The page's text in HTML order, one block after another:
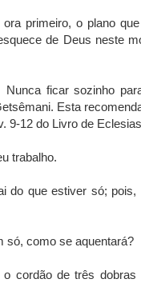
primeiro, o plano
de Deus neste
ficar sozinho
Esta
9-12 do Livro de
trabalho.
do que estiver só; pois,
só, como se aquentará?
cordão de três dobras